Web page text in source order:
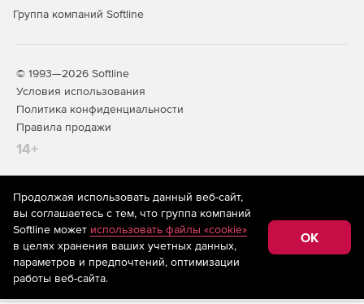
Группа компаний Softline
© 1993—2026 Softline
Условия использования
Политика конфиденциальности
Правила продажи
14+
На информационном ресурсе store.softline.ru применяются
рекомендательные технологии(информационные технологии
предоставления информации на основе сбора,
систематизации и анализа сведений, относящихся к
предпочтениям пользователей сети «Интернет»,
находящихся на территории Российской Федерации)
Продолжая использовать данный веб-сайт,
вы соглашаетесь с тем, что группа компаний
Softline может использовать файлы «cookie»
в целях хранения ваших учетных данных,
параметров и предпочтений, оптимизации
работы веб-сайта.
OK